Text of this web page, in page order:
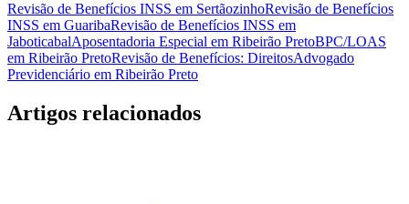
Revisão de Benefícios INSS em SertãozinhoRevisão de Benefícios
INSS em GuaribaRevisão de Benefícios INSS em
JaboticabalAposentadoria Especial em Ribeirão PretoBPC/LOAS
em Ribeirão PretoRevisão de Benefícios: DireitosAdvogado
Previdenciário em Ribeirão Preto
Artigos relacionados